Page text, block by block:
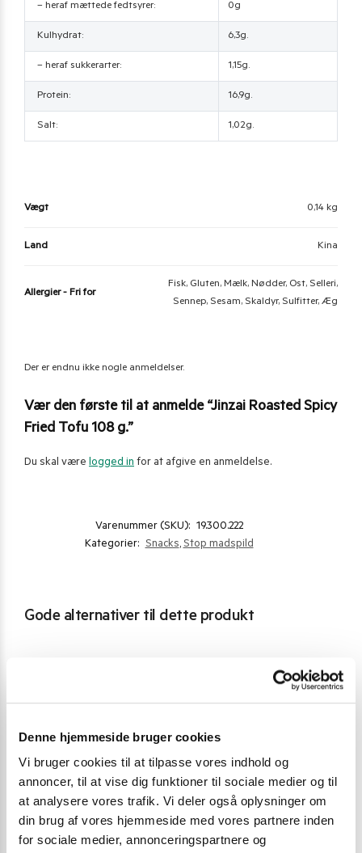
Denne hjemmeside bruger cookies
Vi bruger cookies til at tilpasse vores indhold og
annoncer, til at vise dig funktioner til sociale medier og til
at analysere vores trafik. Vi deler også oplysninger om
din brug af vores hjemmeside med vores partnere inden
for sociale medier, annonceringspartnere og
– heraf mættede fedtsyrer: 0g
Kulhydrat: 6,3g.
– heraf sukkerarter: 1,15g.
Protein: 16,9g.
Salt: 1,02g.
Vægt 0,14 kg
Land Kina
Allergier - Fri for
Fisk, Gluten, Mælk, Nødder, Ost, Selleri,
Sennep, Sesam, Skaldyr, Sulfitter, Æg
Der er endnu ikke nogle anmeldelser.
Vær den første til at anmelde “Jinzai Roasted Spicy
Fried Tofu 108 g.”
Du skal være logged in for at afgive en anmeldelse.
Varenummer (SKU): 19.300.222
Kategorier: Snacks,Stop madspild
Gode alternativer til dette produkt